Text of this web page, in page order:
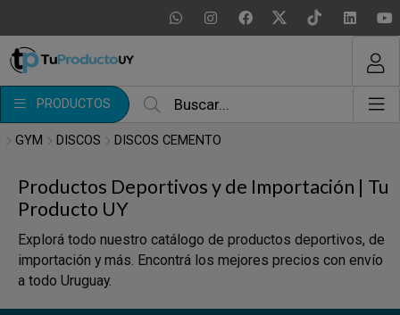
PRODUCTOS
MI COMPRA
GYM DISCOS DISCOS CEMENTO
Productos Deportivos y de Importación | Tu
Producto UY
Explorá todo nuestro catálogo de productos deportivos, de
importación y más. Encontrá los mejores precios con envío
a todo Uruguay.